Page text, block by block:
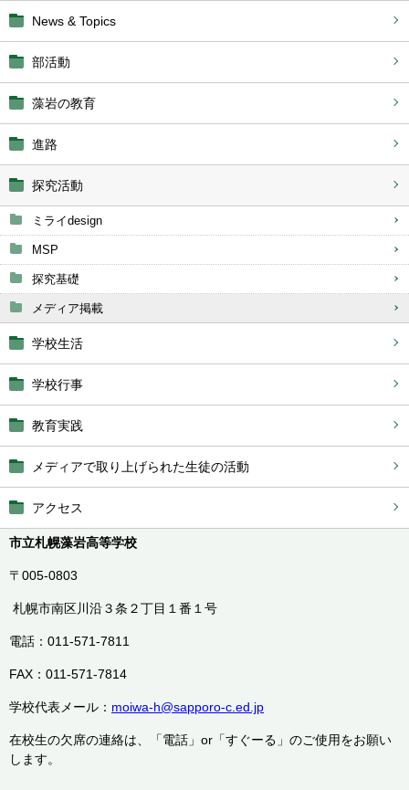
News & Topics
部活動
藻岩の教育
進路
探究活動
ミライdesign
MSP
探究基礎
メディア掲載
学校生活
学校行事
教育実践
メディアで取り上げられた生徒の活動
アクセス
市立札幌藻岩高等学校
〒005-0803
札幌市南区川沿３条２丁目１番１号
電話：011-571-7811
FAX：011-571-7814
学校代表メール： moiwa-h@sapporo-c.ed.jp
在校生の欠席の連絡は、「電話」or「すぐーる」のご使用をお願い
します。